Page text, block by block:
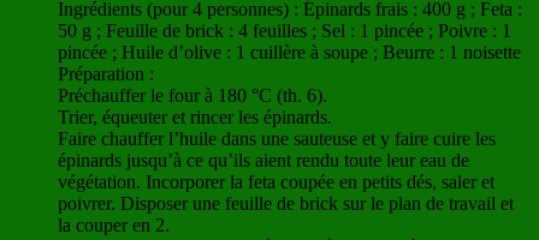
Ingrédients (pour 4 personnes) : Épinards frais : 400 g ; Feta :
50 g ; Feuille de brick : 4 feuilles ; Sel : 1 pincée ; Poivre : 1
pincée ; Huile d’olive : 1 cuillère à soupe ; Beurre : 1 noisette
Préparation :
Préchauffer le four à 180 °C (th. 6).
Trier, équeuter et rincer les épinards.
Faire chauffer l’huile dans une sauteuse et y faire cuire les
épinards jusqu’à ce qu’ils aient rendu toute leur eau de
végétation. Incorporer la feta coupée en petits dés, saler et
poivrer. Disposer une feuille de brick sur le plan de travail et
la couper en 2.